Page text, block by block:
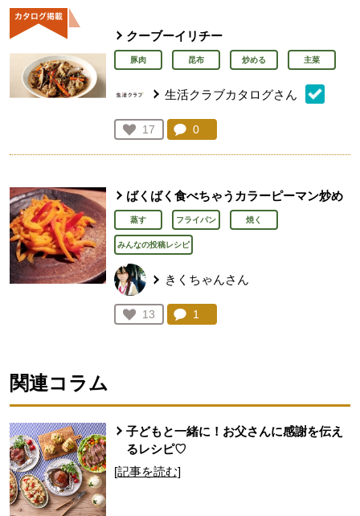
クーブーイリチー
豚肉 昆布 炒める 主菜
生活クラブカタログさん
お気に入り登録：
17
人が登録
コメント：
0
ばくばく食べちゃうカラーピーマン炒め
蒸す フライパン 焼く
みんなの投稿レシピ
きくちゃんさん
お気に入り登録：
13
人が登録
コメント：
1
関連コラム
子どもと一緒に！お父さんに感謝を伝え
るレシピ♡
[記事を読む]